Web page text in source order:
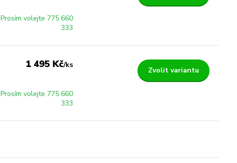
Prosím volejte 775 660
333
1 495 Kč/ks
Prosím volejte 775 660
333
Zvolit variantu